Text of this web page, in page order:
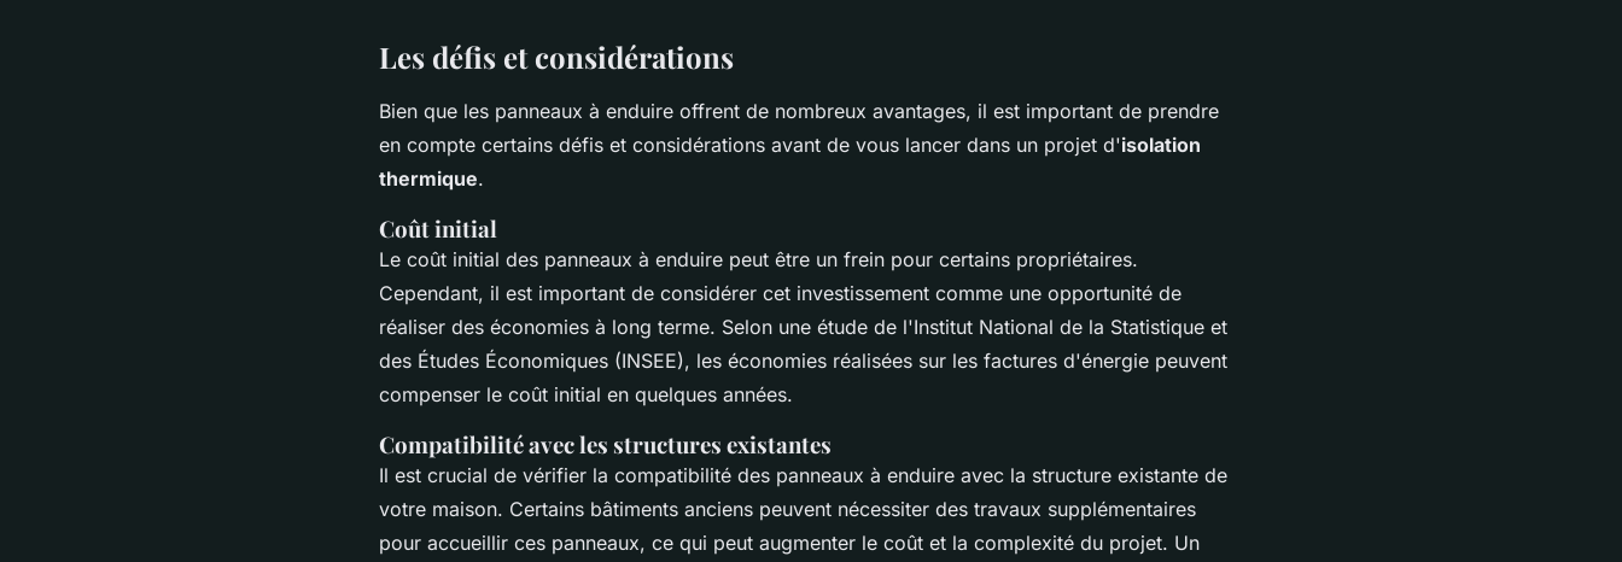
Les défis et considérations
Bien que les panneaux à enduire offrent de nombreux avantages, il est important de prendre
en compte certains défis et considérations avant de vous lancer dans un projet d'isolation
thermique.
Coût initial
Le coût initial des panneaux à enduire peut être un frein pour certains propriétaires.
Cependant, il est important de considérer cet investissement comme une opportunité de
réaliser des économies à long terme. Selon une étude de l'Institut National de la Statistique et
des Études Économiques (INSEE), les économies réalisées sur les factures d'énergie peuvent
compenser le coût initial en quelques années.
Compatibilité avec les structures existantes
Il est crucial de vérifier la compatibilité des panneaux à enduire avec la structure existante de
votre maison. Certains bâtiments anciens peuvent nécessiter des travaux supplémentaires
pour accueillir ces panneaux, ce qui peut augmenter le coût et la complexité du projet. Un